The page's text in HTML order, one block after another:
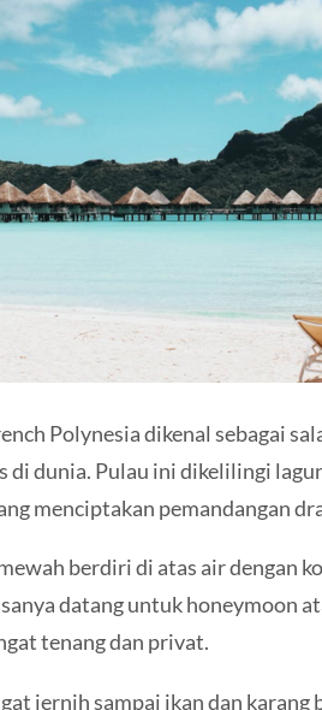
Polynesia dikenal sebagai
di dunia. Pulau ini dikelilingi
menciptakan pemandangan
berdiri di atas air dengan
datang untuk honeymoon
tenang dan privat.
jernih sampai ikan dan karang